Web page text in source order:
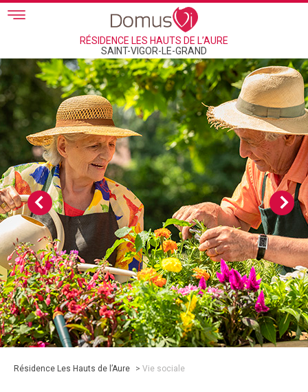
Skip to main content
RÉSIDENCE LES HAUTS DE L’AURE
SAINT-VIGOR-LE-GRAND
Résidence Les Hauts de l’Aure > Vie sociale